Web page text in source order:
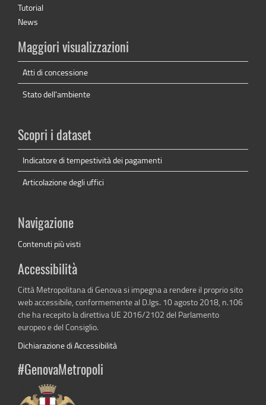
Tutorial
News
Maggiori visualizzazioni
Atti di concessione
Stato dell'ambiente
Scopri i dataset
Indicatore di tempestività dei pagamenti
Articolazione degli uffici
Navigazione
Contenuti più visti
Accessibilità
Città Metropolitana di Genova si impegna a rendere il proprio sito
web accessibile, conformemente al D.lgs. 10 agosto 2018, n.106
che ha recepito la direttiva UE 2016/2102 del Parlamento
europeo e del Consiglio.
Dichiarazione di Accessibilità
#GenovaMetropoli